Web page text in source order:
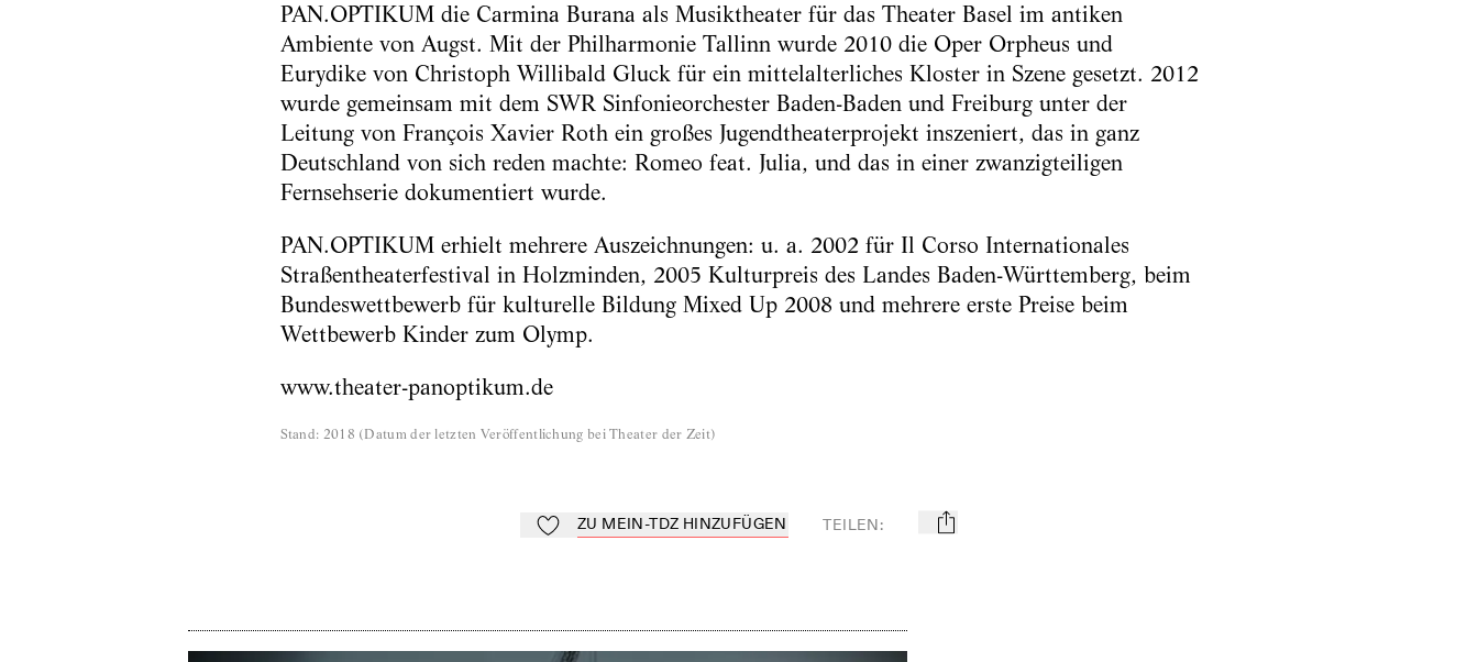
PAN.OPTIKUM die Carmina Burana als Musiktheater für das Theater Basel im antiken
Ambiente von Augst. Mit der Philharmonie Tallinn wurde 2010 die Oper Orpheus und
Eurydike von Christoph Willibald Gluck für ein mittelalterliches Kloster in Szene gesetzt. 2012
wurde gemeinsam mit dem SWR Sinfonieorchester Baden-Baden und Freiburg unter der
Leitung von François Xavier Roth ein großes Jugendtheaterprojekt inszeniert, das in ganz
Deutschland von sich reden machte: Romeo feat. Julia, und das in einer zwanzigteiligen
Fernsehserie dokumentiert wurde.
PAN.OPTIKUM erhielt mehrere Auszeichnungen: u. a. 2002 für Il Corso Internationales
Straßentheaterfestival in Holzminden, 2005 Kulturpreis des Landes Baden-Württemberg, beim
Bundeswettbewerb für kulturelle Bildung Mixed Up 2008 und mehrere erste Preise beim
Wettbewerb Kinder zum Olymp.
www.theater-panoptikum.de
Stand: 2018 (Datum der letzten Veröffentlichung bei Theater der Zeit)
Zu Mein-TdZ hinzufügen
ZU MEIN-TDZ HINZUFÜGEN TEILEN: mail